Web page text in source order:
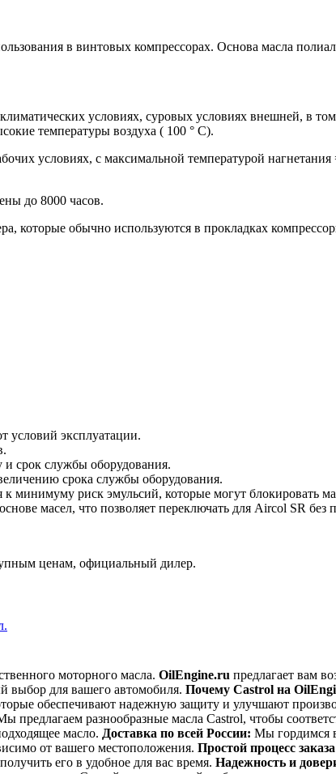
в винтовых компрессорах. Основа масла
условиях, суровых условиях внешней, в
температуры воздуха ( 100 ° C).
условиях, с максимальной температурой нагнетания
до 8000 часов.
которые обычно используются в прокладках
условий эксплуатации.
срок службы оборудования.
срока службы оборудования.
минимуму риск эмульсий, которые могут блокировать
масел, что позволяет переключать для Aircol SR без
ценам, официальный дилер.
моторного масла. OilEngine.ru предлагает вам
выбор для вашего автомобиля. Почему Castrol на
обеспечивают надежную защиту и улучшают
предлагаем разнообразные масла Castrol, чтобы
масло. Доставка по всей России: Мы гордимся
от вашего местоположения. Простой процесс
его в удобное для вас время. Надежность и